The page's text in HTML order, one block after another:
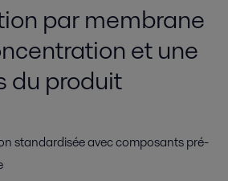
par membrane
et une
du produit
standardisée avec composants pré-